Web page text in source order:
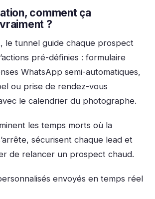
comment ça
?
le tunnel guide chaque prospect
pré-définies : formulaire
WhatsApp semi-automatiques,
ou prise de rendez-vous
le calendrier du photographe.
les temps morts où la
sécurisent chaque lead et
de relancer un prospect chaud.
envoyés en temps réel